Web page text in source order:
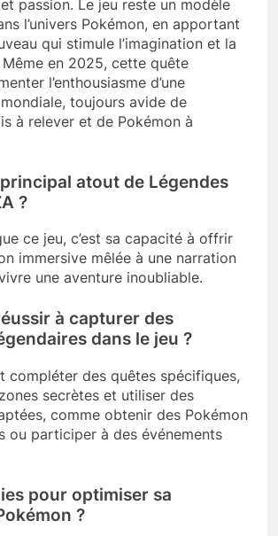
passion. Le jeu reste un modèle
l’univers Pokémon, en apportant
qui stimule l’imagination et la
en 2025, cette quête
l’enthousiasme d’une
toujours avide de
à relever et de Pokémon à
atout de Légendes
?
ce jeu, c’est sa capacité à offrir
immersive mêlée à une narration
une aventure inoubliable.
à capturer des
dans le jeu ?
compléter des quêtes spécifiques,
secrètes et utiliser des
comme obtenir des Pokémon
ou participer à des événements
pour optimiser sa
?